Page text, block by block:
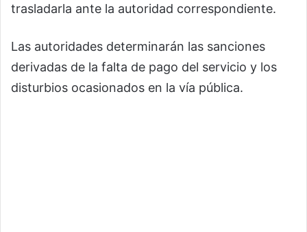
trasladarla ante la autoridad correspondiente.
Las autoridades determinarán las sanciones
derivadas de la falta de pago del servicio y los
disturbios ocasionados en la vía pública.